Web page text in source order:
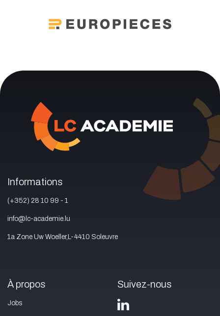
Informations
(+352) 28 10 99 - 1
info@lc-academie.lu
1a Zone Uw Woeller,L-4410 Soleuvre
À propos
Jobs
Suivez-nous